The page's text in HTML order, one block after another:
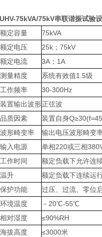
UHV-75kVA/75kV串联谐振试验
额定容量
75kVA
额定电压
25k；75kV
额定电流
3A；1A
测量精度
系统有效值1.5级
工作频率
30-300Hz
装置输出波形正弦波
品质因素
装置自身
波形畸变率
输出电压波形畸变
输入电源
单相220或三相
工作时间
额定负载下允许连
温升
额定负载下连续运
保护功能
过压、过流、零位
环境温度
－20℃-55℃
相对湿度
≤90%RH
海拔高度
≤3000米